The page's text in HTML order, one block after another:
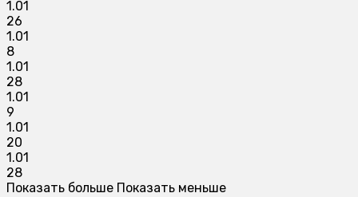
1.01
26
1.01
8
1.01
28
1.01
9
1.01
20
1.01
28
Показать больше Показать меньше